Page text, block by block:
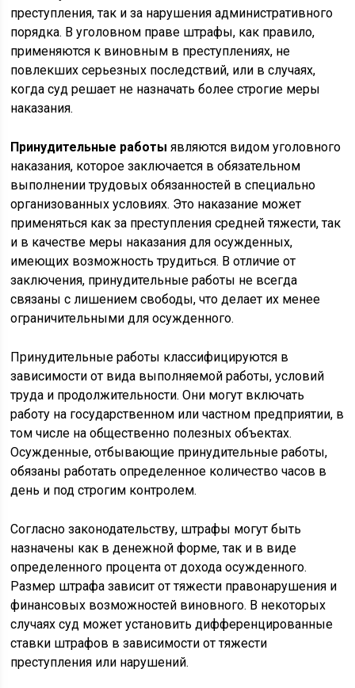
преступления, так и за нарушения административного
порядка. В уголовном праве штрафы, как правило,
применяются к виновным в преступлениях, не
повлекших серьезных последствий, или в случаях,
когда суд решает не назначать более строгие меры
наказания.
Принудительные работы являются видом уголовного
наказания, которое заключается в обязательном
выполнении трудовых обязанностей в специально
организованных условиях. Это наказание может
применяться как за преступления средней тяжести, так
и в качестве меры наказания для осужденных,
имеющих возможность трудиться. В отличие от
заключения, принудительные работы не всегда
связаны с лишением свободы, что делает их менее
ограничительными для осужденного.
Принудительные работы классифицируются в
зависимости от вида выполняемой работы, условий
труда и продолжительности. Они могут включать
работу на государственном или частном предприятии, в
том числе на общественно полезных объектах.
Осужденные, отбывающие принудительные работы,
обязаны работать определенное количество часов в
день и под строгим контролем.
Согласно законодательству, штрафы могут быть
назначены как в денежной форме, так и в виде
определенного процента от дохода осужденного.
Размер штрафа зависит от тяжести правонарушения и
финансовых возможностей виновного. В некоторых
случаях суд может установить дифференцированные
ставки штрафов в зависимости от тяжести
преступления или нарушений.